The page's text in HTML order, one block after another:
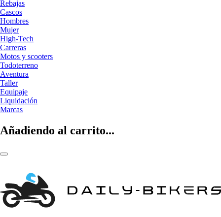
Rebajas
Cascos
Hombres
Mujer
High-Tech
Carreras
Motos y scooters
Todoterreno
Aventura
Taller
Equipaje
Liquidación
Marcas
Añadiendo al carrito...